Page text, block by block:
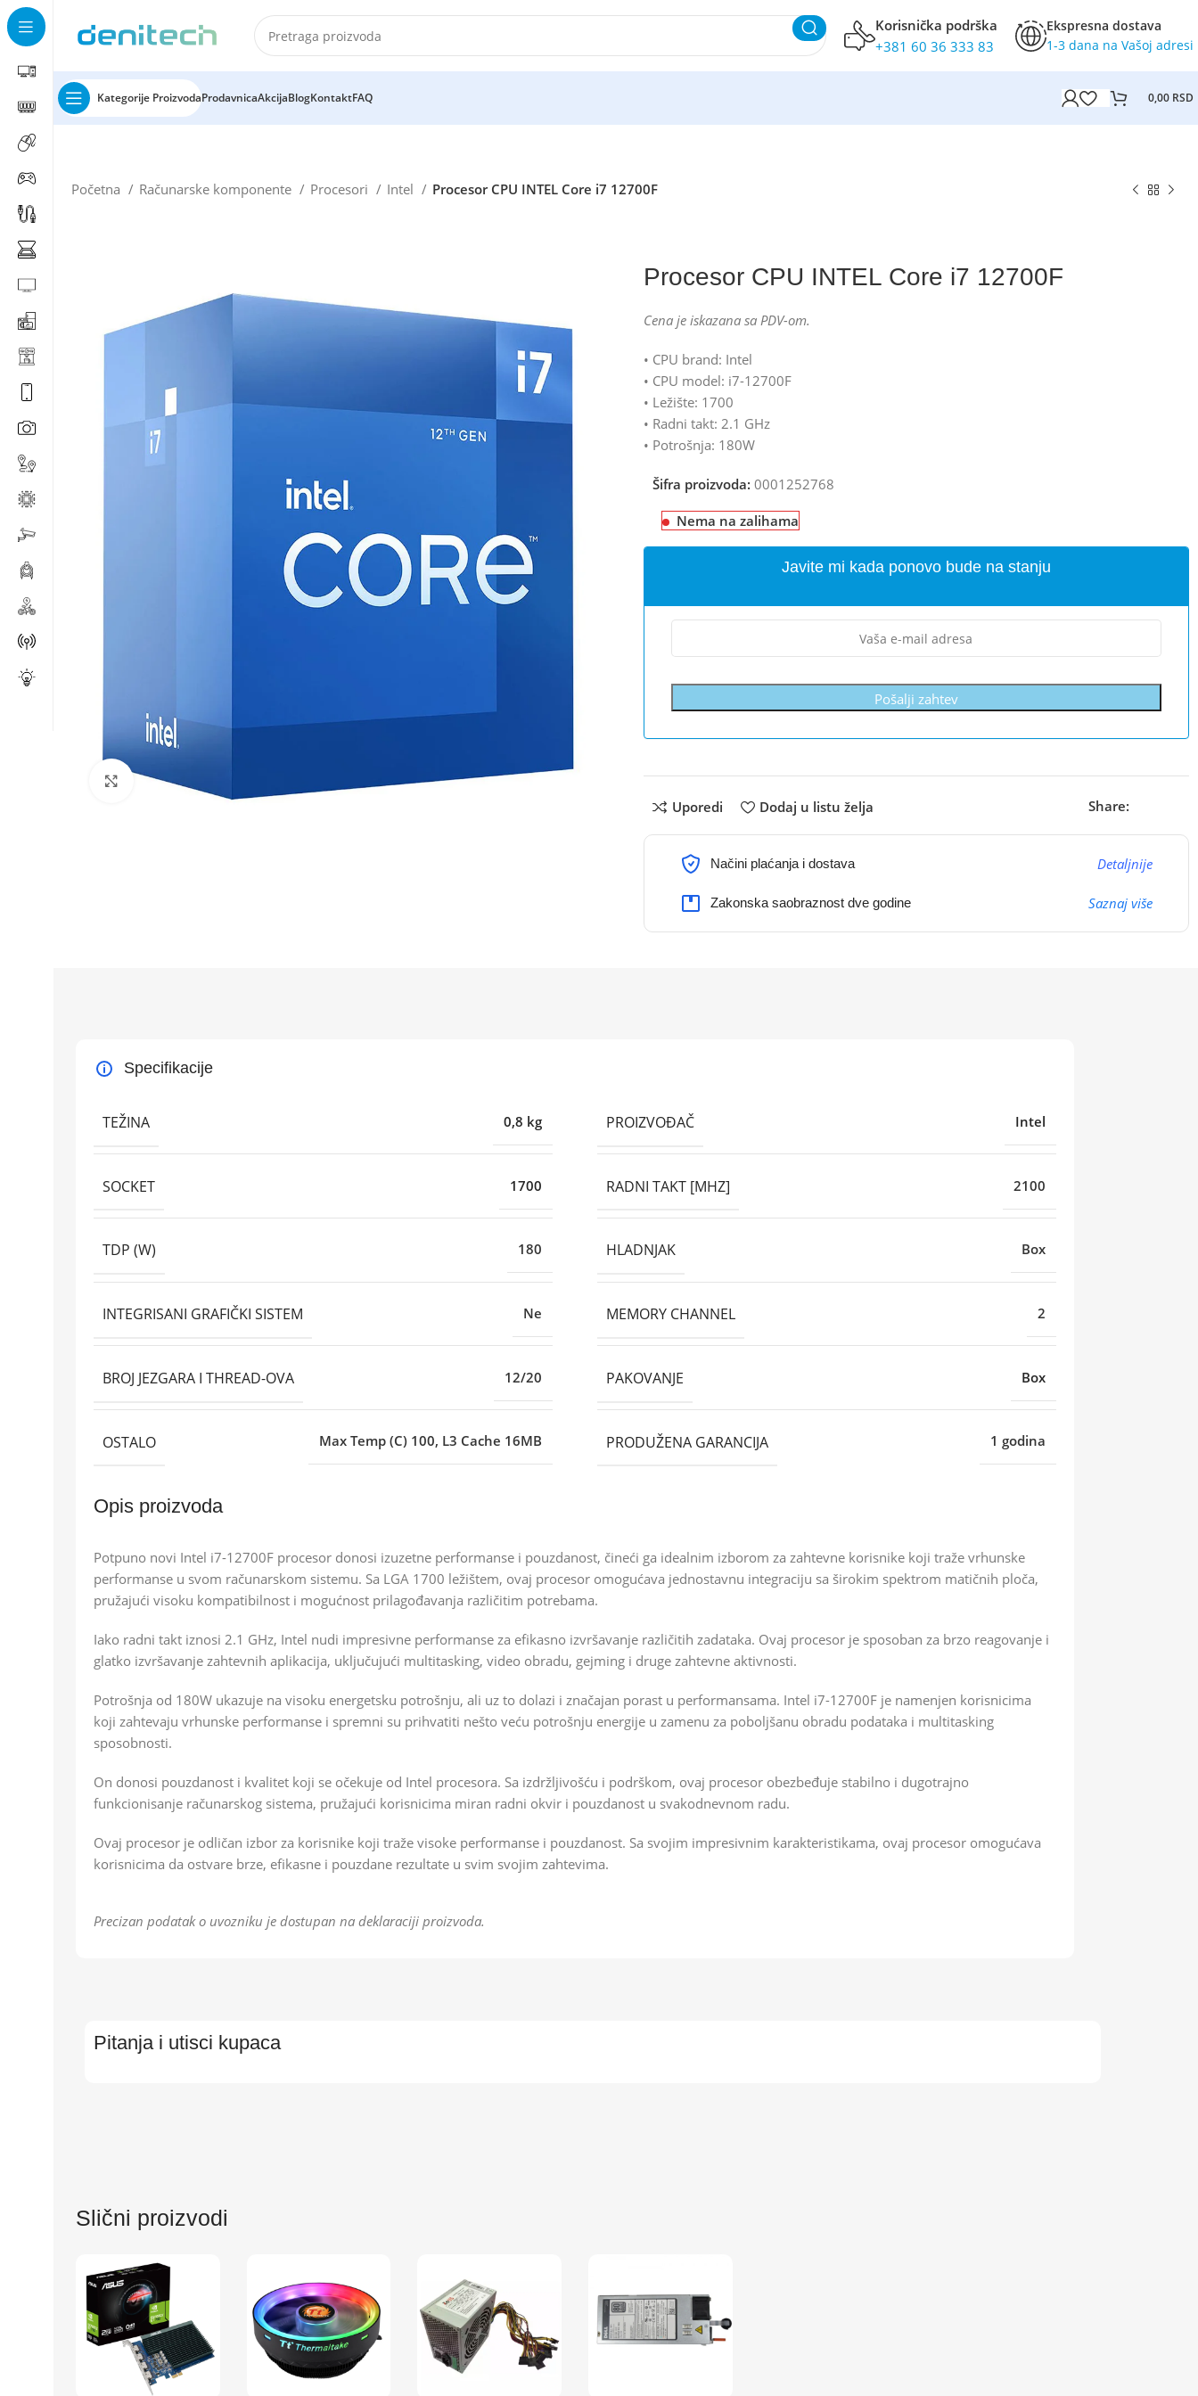
Korisnička podrška
+381 60 36 333 83
Ekspresna dostava
1-3 dana na Vašoj adresi
Kategorije ProizvodaProdavnicaAkcijaBlogKontaktFAQ 0,00 RSD
Početna Računarske komponente Procesori Intel Procesor CPU INTEL Core i7 12700F
Click to enlarge
Procesor CPU INTEL Core i7 12700F
Cena je iskazana sa PDV-om.
• CPU brand: Intel
• CPU model: i7-12700F
• Ležište: 1700
• Radni takt: 2.1 GHz
• Potrošnja: 180W
Šifra proizvoda: 0001252768
Nema na zalihama
Javite mi kada ponovo bude na stanju
Pošalji zahtev
Uporedi Dodaj u listu želja Share:
Načini plaćanja i dostava Detaljnije
Zakonska saobraznost dve godine Saznaj više
Specifikacije
TEŽINA 0,8 kg PROIZVOĐAČ Intel
SOCKET 1700 RADNI TAKT [MHZ] 2100
TDP (W) 180 HLADNJAK Box
INTEGRISANI GRAFIČKI SISTEM Ne MEMORY CHANNEL 2
BROJ JEZGARA I THREAD-OVA 12/20 PAKOVANJE Box
OSTALO Max Temp (C) 100, L3 Cache 16MB PRODUŽENA GARANCIJA 1 godina
Opis proizvoda
Potpuno novi Intel i7-12700F procesor donosi izuzetne performanse i pouzdanost, čineći ga idealnim izborom za zahtevne korisnike koji traže vrhunske
performanse u svom računarskom sistemu. Sa LGA 1700 ležištem, ovaj procesor omogućava jednostavnu integraciju sa širokim spektrom matičnih ploča,
pružajući visoku kompatibilnost i mogućnost prilagođavanja različitim potrebama.
Iako radni takt iznosi 2.1 GHz, Intel nudi impresivne performanse za efikasno izvršavanje različitih zadataka. Ovaj procesor je sposoban za brzo reagovanje i
glatko izvršavanje zahtevnih aplikacija, uključujući multitasking, video obradu, gejming i druge zahtevne aktivnosti.
Potrošnja od 180W ukazuje na visoku energetsku potrošnju, ali uz to dolazi i značajan porast u performansama. Intel i7-12700F je namenjen korisnicima
koji zahtevaju vrhunske performanse i spremni su prihvatiti nešto veću potrošnju energije u zamenu za poboljšanu obradu podataka i multitasking
sposobnosti.
On donosi pouzdanost i kvalitet koji se očekuje od Intel procesora. Sa izdržljivošću i podrškom, ovaj procesor obezbeđuje stabilno i dugotrajno
funkcionisanje računarskog sistema, pružajući korisnicima miran radni okvir i pouzdanost u svakodnevnom radu.
Ovaj procesor je odličan izbor za korisnike koji traže visoke performanse i pouzdanost. Sa svojim impresivnim karakteristikama, ovaj procesor omogućava
korisnicima da ostvare brze, efikasne i pouzdane rezultate u svim svojim zahtevima.
Precizan podatak o uvozniku je dostupan na deklaraciji proizvoda.
Pitanja i utisci kupaca
Slični proizvodi